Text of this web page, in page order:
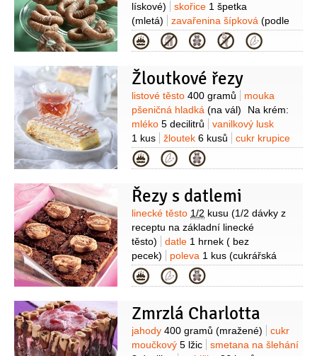
lískové)
skořice 1 špetka
(mletá)
zavařenina šípková (podle
potřeby)
cukr moučkový(na
posypání prkénka)
poleva(bílá
ozdobení)
Kategorie
Žloutkové řezy
Suroviny
listové těsto 400 gramů
mouka
pšeničná hladká (na vál)
Na krém:
mléko 5 decilitrů
vanilkový lusk
1 kus
žloutek 6 kusů
cukr krupice
120 gramů
moučka škrobová
50 gramů
máslo50 gramů
rum
300 gramů (fondánová)
hořká50 gramů
Kategorie
Řezy s datlemi
Suroviny
linecké těsto 1/2 kusu (1/2 dávky z
receptu na základní linecké
těsto)
datle 1 hrnek ( bez
pecek)
poleva 1 kus (cukrářská
čokoládová)
vejce
4 lžíce
rozinky3 lžíce
med
Kategorie
Zmrzlá Charlotta
Suroviny
jahody 400 gramů (mražené)
cukr
moučkový 5 lžic
smetana na šlehání